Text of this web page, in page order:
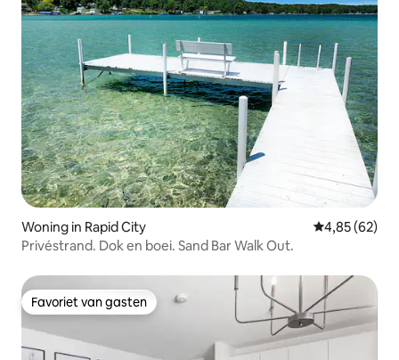
Woning in Rapid City Gemiddelde
4,85 (62)
Privéstrand. Dok en boei. Sand Bar Walk Out.
Favoriet van gasten
Favoriet van gasten